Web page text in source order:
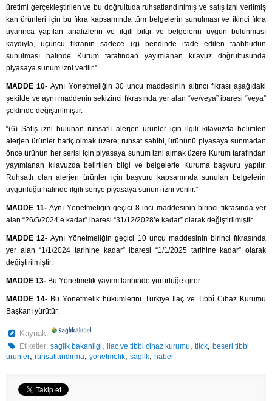
üretimi gerçekleştirilen ve bu doğrultuda ruhsatlandırılmış ve satış izni verilmiş
kan ürünleri için bu fıkra kapsamında tüm belgelerin sunulması ve ikinci fıkra
uyarınca yapılan analizlerin ve ilgili bilgi ve belgelerin uygun bulunması
kaydıyla, üçüncü fıkranın sadece (g) bendinde ifade edilen taahhüdün
sunulması halinde Kurum tarafından yayımlanan kılavuz doğrultusunda
piyasaya sunum izni verilir.”
MADDE 10- Aynı Yönetmeliğin 30 uncu maddesinin altıncı fıkrası aşağıdaki
şekilde ve aynı maddenin sekizinci fıkrasında yer alan “ve/veya” ibaresi “veya”
şeklinde değiştirilmiştir.
“(6) Satış izni bulunan ruhsatlı alerjen ürünler için ilgili kılavuzda belirtilen
alerjen ürünler hariç olmak üzere; ruhsat sahibi, ürününü piyasaya sunmadan
önce ürünün her serisi için piyasaya sunum izni almak üzere Kurum tarafından
yayımlanan kılavuzda belirtilen bilgi ve belgelerle Kuruma başvuru yapılır.
Ruhsatlı olan alerjen ürünler için başvuru kapsamında sunulan belgelerin
uygunluğu halinde ilgili seriye piyasaya sunum izni verilir.”
MADDE 11-Aynı Yönetmeliğin geçici 8 inci maddesinin birinci fıkrasında yer
alan “26/5/2024’e kadar” ibaresi “31/12/2028’e kadar” olarak değiştirilmiştir.
MADDE 12-Aynı Yönetmeliğin geçici 10 uncu maddesinin birinci fıkrasında
yer alan “1/1/2024 tarihine kadar” ibaresi “1/1/2025 tarihine kadar” olarak
değiştirilmiştir.
MADDE 13- Bu Yönetmelik yayımı tarihinde yürürlüğe girer.
MADDE 14- Bu Yönetmelik hükümlerini Türkiye İlaç ve Tıbbî Cihaz Kurumu
Başkanı yürütür.
Kaynak:
Etiketler: saglik bakanligi,ilac ve tibbi cihaz kurumu,titck,beseri tibbi
urunler, ruhsatlandirma, yonetmelik, saglik, haber